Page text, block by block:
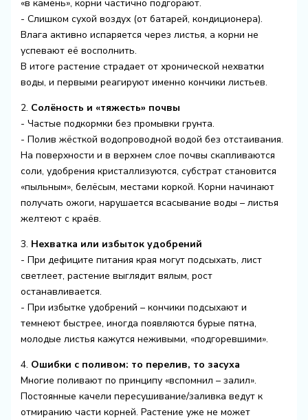
«в камень», корни частично подгорают.
- Слишком сухой воздух (от батарей, кондиционера).
Влага активно испаряется через листья, а корни не
успевают её восполнить.
В итоге растение страдает от хронической нехватки
воды, и первыми реагируют именно кончики листьев.
2. Солёность и «тяжесть» почвы
- Частые подкормки без промывки грунта.
- Полив жёсткой водопроводной водой без отстаивания.
На поверхности и в верхнем слое почвы скапливаются
соли, удобрения кристаллизуются, субстрат становится
«пыльным», белёсым, местами коркой. Корни начинают
получать ожоги, нарушается всасывание воды – листья
желтеют с краёв.
3. Нехватка или избыток удобрений
- При дефиците питания края могут подсыхать, лист
светлеет, растение выглядит вялым, рост
останавливается.
- При избытке удобрений – кончики подсыхают и
темнеют быстрее, иногда появляются бурые пятна,
молодые листья кажутся неживыми, «подгоревшими».
4. Ошибки с поливом: то перелив, то засуха
Многие поливают по принципу «вспомнил – залил».
Постоянные качели пересушивание/заливка ведут к
отмиранию части корней. Растение уже не может